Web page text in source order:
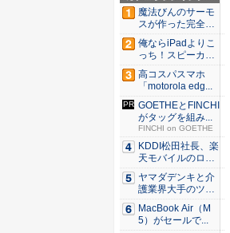
Office 2021 - Win11
搭載
魔法びんのサーモ
スが作った完全遮
光100...
俺ならiPadよりこ
っち！スピーカー
9個...
高コスパスマホ
「motorola edg...
GOETHEとFINCHI
がタッグを組み...
FINCHI on GOETHE
KDDI松田社長、楽
天モバイルのロー
ミン...
ヤマダデンキと介
護業界大手のツク
イが協業...
MacBook Air（M
5）がセールで...